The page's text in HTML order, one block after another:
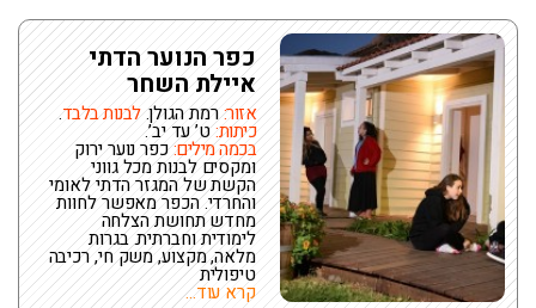
כפר הנוער הדתי
איילת השחר
אזור:רמת הגולן.לבנות בלבד.
כיתות:ט’ עד יב’.
בכמה מילים:כפר נוער ירוק
ומקסים לבנות מכל גווני
הקשת של המגזר הדתי לאומי
והחרדי. הכפר מאפשר לחוות
מחדש תחושת הצלחה
לימודית וחברתית. בגרות
מלאה, מקצוע, משק חי, רכיבה
טיפולית
קרא עוד...